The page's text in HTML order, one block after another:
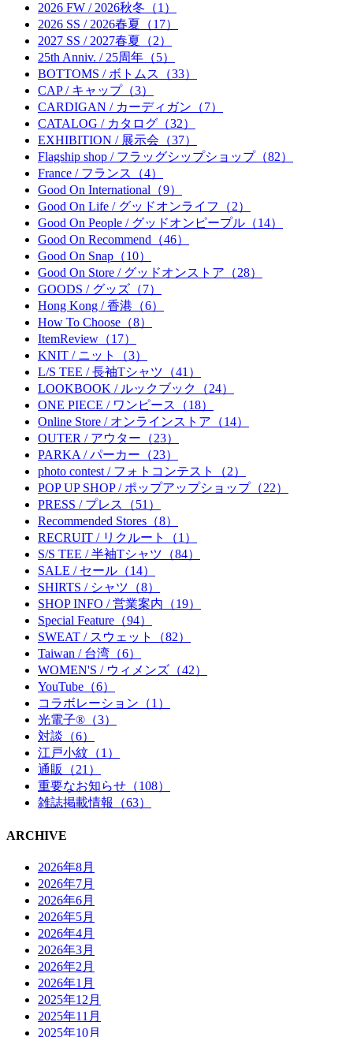
2026 FW / 2026秋冬（1）
2026 SS / 2026春夏（17）
2027 SS / 2027春夏（2）
25th Anniv. / 25周年（5）
BOTTOMS / ボトムス（33）
CAP / キャップ（3）
CARDIGAN / カーディガン（7）
CATALOG / カタログ（32）
EXHIBITION / 展示会（37）
Flagship shop / フラッグシップショップ（82）
France / フランス（4）
Good On International（9）
Good On Life / グッドオンライフ（2）
Good On People / グッドオンピープル（14）
Good On Recommend（46）
Good On Snap（10）
Good On Store / グッドオンストア（28）
GOODS / グッズ（7）
Hong Kong / 香港（6）
How To Choose（8）
ItemReview（17）
KNIT / ニット（3）
L/S TEE / 長袖Tシャツ（41）
LOOKBOOK / ルックブック（24）
ONE PIECE / ワンピース（18）
Online Store / オンラインストア（14）
OUTER / アウター（23）
PARKA / パーカー（23）
photo contest / フォトコンテスト（2）
POP UP SHOP / ポップアップショップ（22）
PRESS / プレス（51）
Recommended Stores（8）
RECRUIT / リクルート（1）
S/S TEE / 半袖Tシャツ（84）
SALE / セール（14）
SHIRTS / シャツ（8）
SHOP INFO / 営業案内（19）
Special Feature（94）
SWEAT / スウェット（82）
Taiwan / 台湾（6）
WOMEN'S / ウィメンズ（42）
YouTube（6）
コラボレーション（1）
光電子®（3）
対談（6）
江戸小紋（1）
通販（21）
重要なお知らせ（108）
雑誌掲載情報（63）
ARCHIVE
2026年8月
2026年7月
2026年6月
2026年5月
2026年4月
2026年3月
2026年2月
2026年1月
2025年12月
2025年11月
2025年10月